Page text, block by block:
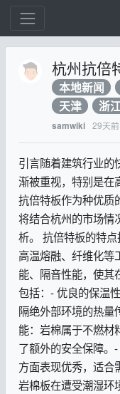
杭州抗倍
本地新闻
天津
浙
samwiki 29天前
引言随着建筑行业的
渐被重视，特别是在
抗倍特板作为种优质
将结合杭州的市场情
析。 抗倍特板的特
高温熔融、纤维化等
能、隔音性能，使其
包括：- 优良的保温
隔绝外部环境的热量
能：岩棉属于不燃材
了额外的安全保障。
方面表现优秀，适合
岩棉板在遭受潮湿环